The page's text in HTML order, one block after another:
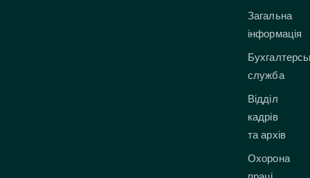
Загальна
інформація
служба
Відділ
кадрів
та архів
Охорона